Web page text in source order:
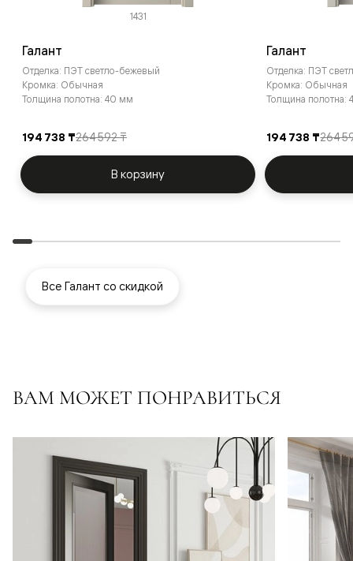
1431
Галант
Отделка: ПЭТ светло-бежевый
Кромка: Обычная
Толщина полотна: 40 мм
194 738 ₸264 592 ₸
В корзину
Галант
Отделка: ПЭТ
Кромка: Обычная
Толщина полотна:
194 738 ₸264
Все Галант со скидкой
ВАМ МОЖЕТ ПОНРАВИТЬСЯ